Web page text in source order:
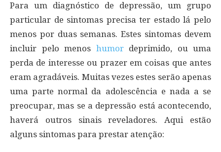
Para um diagnóstico de depressão, um grupo
particular de sintomas precisa ter estado lá pelo
menos por duas semanas. Estes sintomas devem
incluir pelo menos humordeprimido, ou uma
perda de interesse ou prazer em coisas que antes
eram agradáveis. Muitas vezes estes serão apenas
uma parte normal da adolescência e nada a se
preocupar, mas se a depressão está acontecendo,
haverá outros sinais reveladores. Aqui estão
alguns sintomas para prestar atenção: